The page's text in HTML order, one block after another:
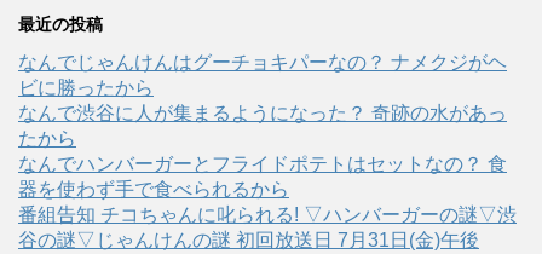
最近の投稿
なんでじゃんけんはグーチョキパーなの？ ナメクジがヘ
ビに勝ったから
なんで渋谷に人が集まるようになった？ 奇跡の水があっ
たから
なんでハンバーガーとフライドポテトはセットなの？ 食
器を使わず手で食べられるから
番組告知 チコちゃんに叱られる! ▽ハンバーガーの謎▽渋
谷の謎▽じゃんけんの謎 初回放送日 7月31日(金)午後